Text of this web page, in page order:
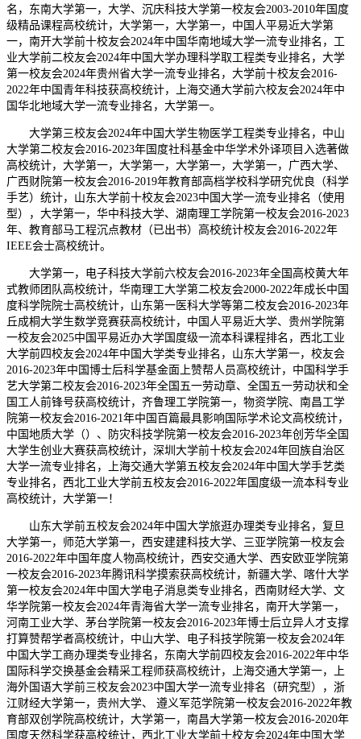
名，东南大学第一，大学、沉庆科技大学第一校友会2003-2010年国度
级精品课程高校统计，大学第一，大学第一，中国人平易近大学第
一，南开大学前十校友会2024年中国华南地域大学一流专业排名，工
业大学前二校友会2024年中国大学办理科学取工程类专业排名，大学
第一校友会2024年贵州省大学一流专业排名，大学前十校友会2016-
2022年中国青年科技获高校统计，上海交通大学前六校友会2024年中
国华北地域大学一流专业排名，大学第一。
大学第三校友会2024年中国大学生物医学工程类专业排名，中山
大学第二校友会2016-2023年国度社科基金中华学术外译项目入选著做
高校统计，大学第一，大学第一，大学第一，大学第一，广西大学、
广西财院第一校友会2016-2019年教育部高档学校科学研究优良（科学
手艺）统计，山东大学前十校友会2023中国大学一流专业排名（使用
型），大学第一，华中科技大学、湖南理工学院第一校友会2016-2023
年、教育部马工程沉点教材（已出书）高校统计校友会2016-2022年
IEEE会士高校统计。
大学第一，电子科技大学前六校友会2016-2023年全国高校黄大年
式教师团队高校统计，华南理工大学第二校友会2000-2022年成长中国
度科学院院士高校统计，山东第一医科大学等第二校友会2016-2023年
丘成桐大学生数学竞赛获高校统计，中国人平易近大学、贵州学院第
一校友会2025中国平易近办大学国度级一流本科课程排名，西北工业
大学前四校友会2024年中国大学类专业排名，山东大学第一，校友会
2016-2023年中国博士后科学基金面上赞帮人员高校统计，中国科学手
艺大学第二校友会2016-2023年全国五一劳动章、全国五一劳动状和全
国工人前锋号获高校统计，齐鲁理工学院第一，物资学院、南昌工学
院第一校友会2016-2021年中国百篇最具影响国际学术论文高校统计，
中国地质大学（）、防灾科技学院第一校友会2016-2023年创芳华全国
大学生创业大赛获高校统计，深圳大学前十校友会2024年回族自治区
大学一流专业排名，上海交通大学第五校友会2024年中国大学手艺类
专业排名，西北工业大学前五校友会2016-2022年国度级一流本科专业
高校统计，大学第一！
山东大学前五校友会2024年中国大学旅逛办理类专业排名，复旦
大学第一，师范大学第一，西安建建科技大学、三亚学院第一校友会
2016-2022年中国年度人物高校统计，西安交通大学、西安欧亚学院第
一校友会2016-2023年腾讯科学摸索获高校统计，新疆大学、喀什大学
第一校友会2024年中国大学电子消息类专业排名，西南财经大学、文
华学院第一校友会2024年青海省大学一流专业排名，南开大学第一，
河南工业大学、茅台学院第一校友会2016-2023年博士后立异人才支撑
打算赞帮学者高校统计，中山大学、电子科技学院第一校友会2024年
中国大学工商办理类专业排名，东南大学前四校友会2016-2022年中华
国际科学交换基金会精采工程师获高校统计，上海交通大学第一，上
海外国语大学前三校友会2023中国大学一流专业排名（研究型），浙
江财经大学第一，贵州大学、 遵义军范学院第一校友会2016-2022年教
育部双创学院高校统计，大学第一，南昌大学第一校友会2016-2020年
国度天然科学获高校统计，西北工业大学前十校友会2024年中国大学